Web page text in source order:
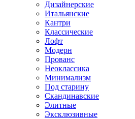
Дизайнерские
Итальянские
Кантри
Классические
Лофт
Модерн
Прованс
Неоклассика
Минимализм
Под старину
Скандинавские
Элитные
Эксклюзивные